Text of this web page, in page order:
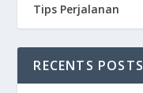
Tips Perjalanan
RECENTS POSTS